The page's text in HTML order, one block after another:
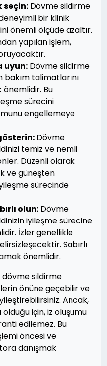
seçin: Dövme sildirme
bir klinik
önemli ölçüde azaltır.
yapılan işlem,
uyun: Dövme sildirme
bakım talimatlarını
Bu
sürecini
engellemeye
Dövme
temiz ve nemli
Düzenli olarak
ve güneşten
sürecinde
olun: Dövme
iyileşme sürecine
İzler genellikle
Sabırlı
önemlidir.
sildirme
önüne geçebilir ve
Ancak,
olduğu için, iz oluşumu
edilemez. Bu
öncesi ve
danışmak